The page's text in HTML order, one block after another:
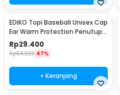
EDIKO Topi Baseball Unisex Cap
Ear Warm Protection Penutup
Telinga - K515
Rp29.400
Rp54.900 47%
+ Keranjang